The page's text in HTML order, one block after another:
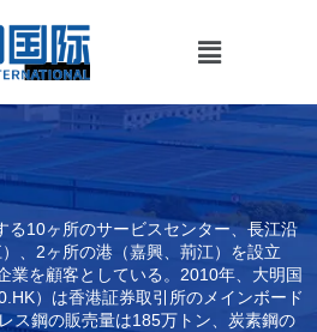
る10ヶ所のサービスセンター、長江沿
、2ヶ所の港（嘉興、荊江）を設立
業を顧客としている。2010年、大明国
）は香港証券取引所のメインボード
ス鋼の販売量は185万トン、炭素鋼の